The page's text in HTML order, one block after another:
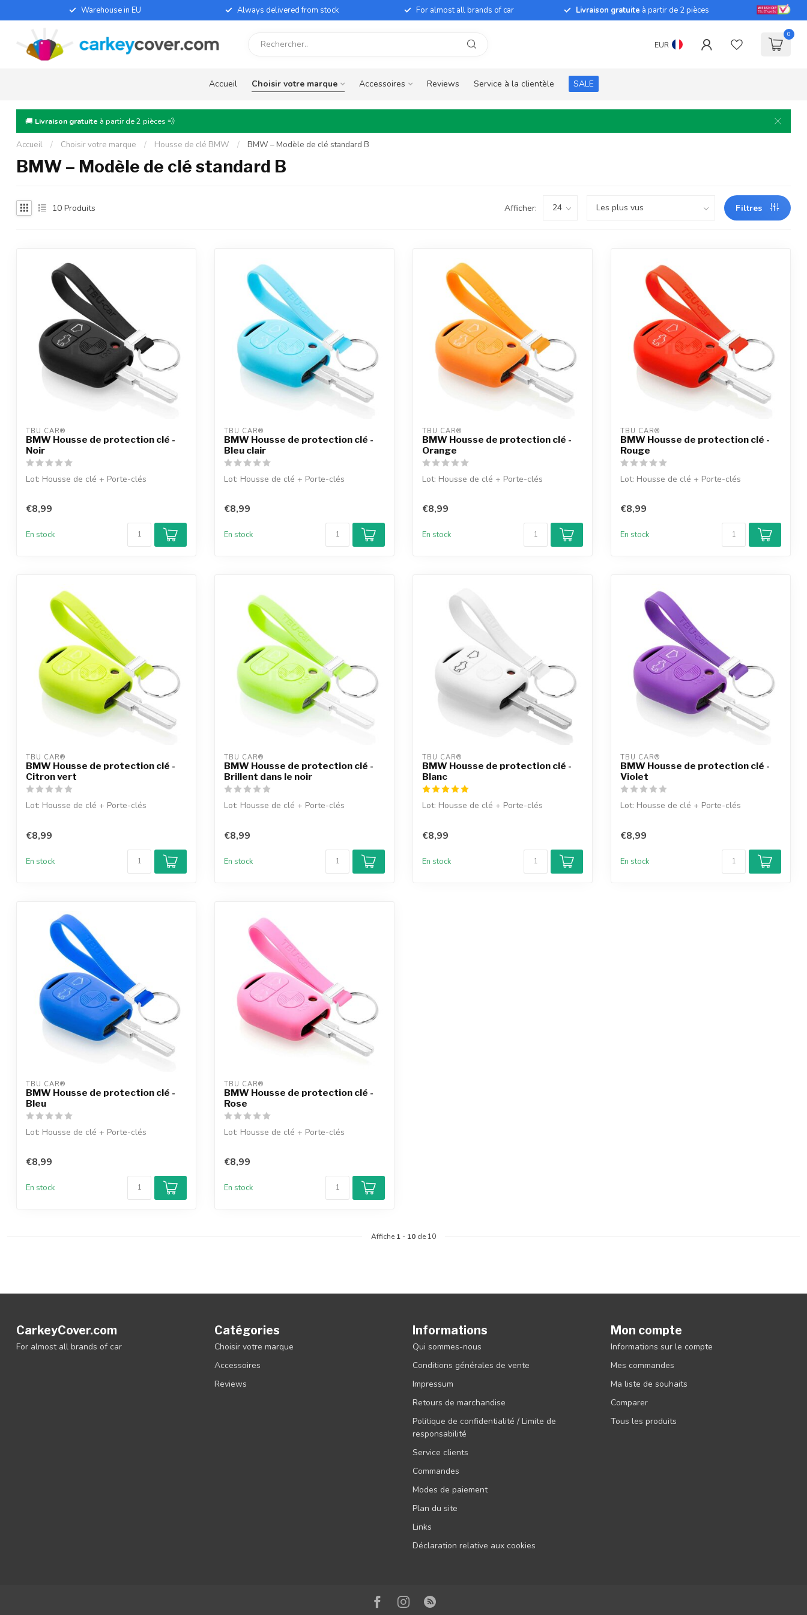
Warehouse in EU Always delivered from stock For almost all brands of car Livraison gratuite à partir de 2 pièces
EUR
0
Accueil Choisir votre marque Accessoires Reviews Service à la clientèle SALE
🚚 Livraison gratuite à partir de 2 pièces 💨
Accueil / Choisir votre marque / Housse de clé BMW / BMW – Modèle de clé standard B
BMW – Modèle de clé standard B
10 Produits Afficher: Filtres
TBU CAR®
BMW Housse de protection clé -
Noir
Lot: Housse de clé + Porte-clés
€8,99
En stock
TBU CAR®
BMW Housse de protection clé -
Bleu clair
Lot: Housse de clé + Porte-clés
€8,99
En stock
TBU CAR®
BMW Housse de protection clé -
Orange
Lot: Housse de clé + Porte-clés
€8,99
En stock
TBU CAR®
BMW Housse de protection clé -
Rouge
Lot: Housse de clé + Porte-clés
€8,99
En stock
TBU CAR®
BMW Housse de protection clé -
Citron vert
Lot: Housse de clé + Porte-clés
€8,99
En stock
TBU CAR®
BMW Housse de protection clé -
Brillent dans le noir
Lot: Housse de clé + Porte-clés
€8,99
En stock
TBU CAR®
BMW Housse de protection clé -
Blanc
Lot: Housse de clé + Porte-clés
€8,99
En stock
TBU CAR®
BMW Housse de protection clé -
Violet
Lot: Housse de clé + Porte-clés
€8,99
En stock
TBU CAR®
BMW Housse de protection clé -
Bleu
Lot: Housse de clé + Porte-clés
€8,99
En stock
TBU CAR®
BMW Housse de protection clé -
Rose
Lot: Housse de clé + Porte-clés
€8,99
En stock
Affiche 1 - 10 de 10
CarkeyCover.com
For almost all brands of car
Catégories
Choisir votre marque
Accessoires
Reviews
Informations
Qui sommes-nous
Conditions générales de vente
Impressum
Retours de marchandise
Politique de confidentialité / Limite de
responsabilité
Service clients
Commandes
Modes de paiement
Plan du site
Links
Déclaration relative aux cookies
Mon compte
Informations sur le compte
Mes commandes
Ma liste de souhaits
Comparer
Tous les produits